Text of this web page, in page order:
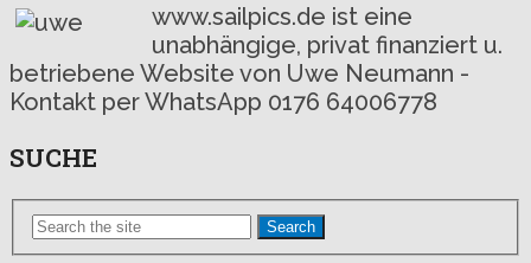
www.sailpics.de ist eine
unabhängige, privat finanziert u.
betriebene Website von Uwe Neumann -
Kontakt per WhatsApp 0176 64006778
SUCHE
Search